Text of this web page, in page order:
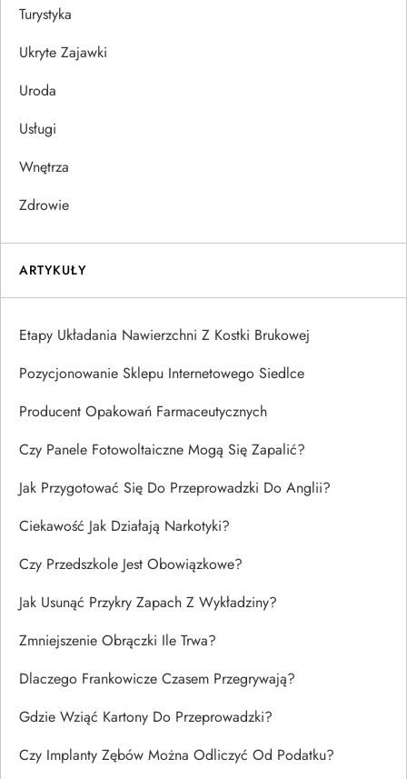
Turystyka
Ukryte Zajawki
Uroda
Usługi
Wnętrza
Zdrowie
ARTYKUŁY
Etapy Układania Nawierzchni Z Kostki Brukowej
Pozycjonowanie Sklepu Internetowego Siedlce
Producent Opakowań Farmaceutycznych
Czy Panele Fotowoltaiczne Mogą Się Zapalić?
Jak Przygotować Się Do Przeprowadzki Do Anglii?
Ciekawość Jak Działają Narkotyki?
Czy Przedszkole Jest Obowiązkowe?
Jak Usunąć Przykry Zapach Z Wykładziny?
Zmniejszenie Obrączki Ile Trwa?
Dlaczego Frankowicze Czasem Przegrywają?
Gdzie Wziąć Kartony Do Przeprowadzki?
Czy Implanty Zębów Można Odliczyć Od Podatku?